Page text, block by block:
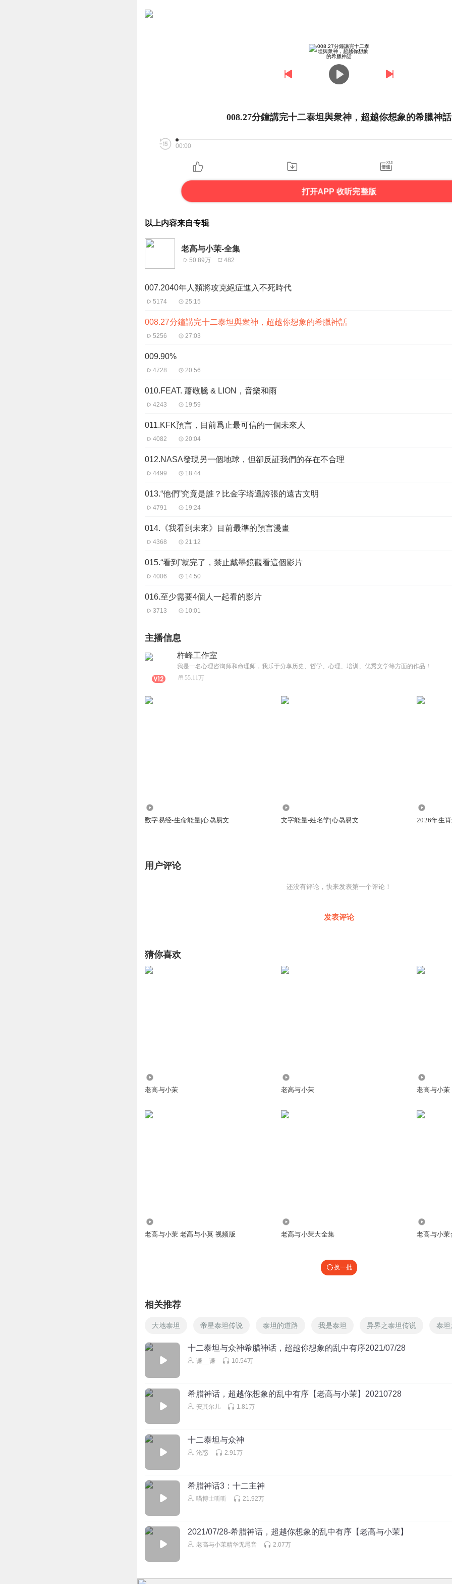
008.27分鐘講完十二泰坦與衆神，超越你想象的希臘神話
00:00
打开APP 收听完整版
以上内容来自专辑
老高与小茉-全集
50.89万 482
007.2040年人類將攻克絕症進入不死時代
5174 25:15
008.27分鐘講完十二泰坦與衆神，超越你想象的希臘神話
5256 27:03
009.90%
4728 20:56
010.FEAT. 蕭敬騰 & LION，音樂和雨
4243 19:59
011.KFK預言，目前爲止最可信的一個未來人
4082 20:04
012.NASA發現另一個地球，但卻反証我們的存在不合理
4499 18:44
013.“他們”究竟是誰？比金字塔還誇張的遠古文明
4791 19:24
014.《我看到未來》目前最準的預言漫畫
4368 21:12
015.“看到”就完了，禁止戴墨鏡觀看這個影片
4006 14:50
016.至少需要4個人一起看的影片
3713 10:01
主播信息
杵峰工作室
我是一名心理咨询师和命理师，我乐于分享历史、哲学、心理、培训、优秀文学等方面的作品！
55.11万
数字易经-生命能量|心骉易文 文字能量-姓名学|心骉易文 2026年生
用户评论
还没有评论，快来发表第一个评论！
发表评论
猜你喜欢
老高与小茉 老高与小茉 老高与小茉
老高与小茉 老高与小莫 视频版 老高与小茉大全集 老高与小茉
换一批
相关推荐
大地泰坦 帝星泰坦传说 泰坦的道路 我是泰坦 异界之泰坦传说 泰坦
十二泰坦与众神希腊神话，超越你想象的乱中有序2021/07/28
谦__谦 10.54万
希腊神话，超越你想象的乱中有序【老高与小茉】20210728
安其尔儿 1.81万
十二泰坦与众神
沦惑 2.91万
希腊神话3：十二主神
喵博士听听 21.92万
2021/07/28-希腊神话，超越你想象的乱中有序【老高与小茉】
老高与小茉精华无尾音 2.07万